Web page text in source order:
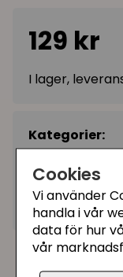
Cookies
Vi använder
handla i vår
data för hur
vår
129 kr
I lager,
Kategorier:
Till skrivbordet,
Våra